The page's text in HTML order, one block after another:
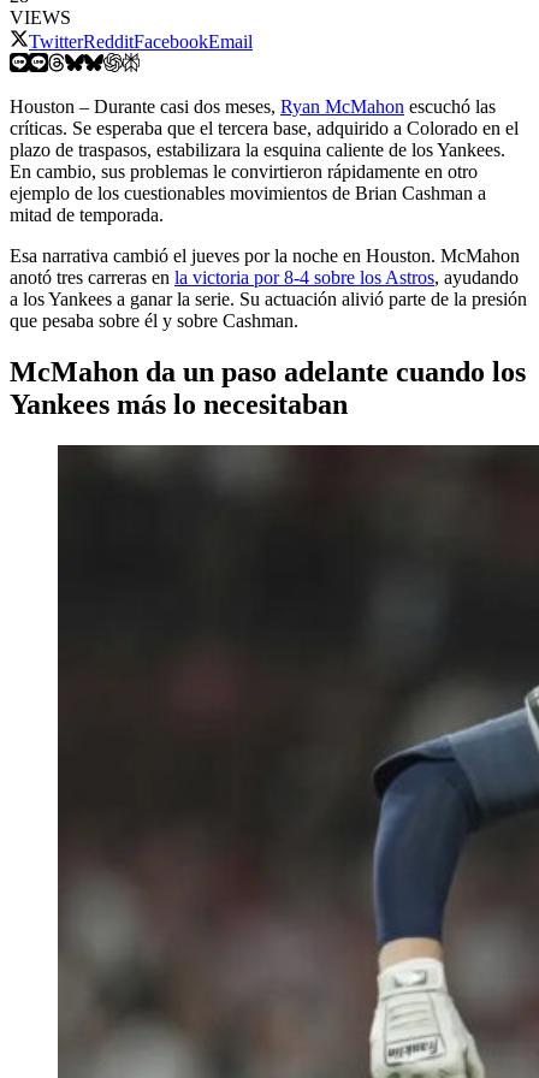
VIEWS
TwitterRedditFacebookEmail
Houston – Durante casi dos meses, Ryan McMahon escuchó las
críticas. Se esperaba que el tercera base, adquirido a Colorado en el
plazo de traspasos, estabilizara la esquina caliente de los Yankees.
En cambio, sus problemas le convirtieron rápidamente en otro
ejemplo de los cuestionables movimientos de Brian Cashman a
mitad de temporada.
Esa narrativa cambió el jueves por la noche en Houston. McMahon
anotó tres carreras en la victoria por 8-4 sobre los Astros, ayudando
a los Yankees a ganar la serie. Su actuación alivió parte de la presión
que pesaba sobre él y sobre Cashman.
McMahon da un paso adelante cuando los
Yankees más lo necesitaban